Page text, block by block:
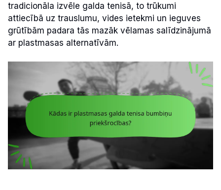
tradicionāla izvēle galda tenisā, to trūkumi
attiecībā uz trauslumu, vides ietekmi un ieguves
grūtībām padara tās mazāk vēlamas salīdzinājumā
ar plastmasas alternatīvām.